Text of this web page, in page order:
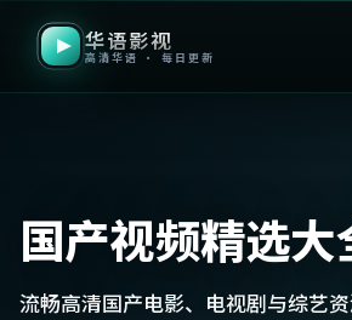
华语影视
高清华语 · 每日更新
国产视频精选
流畅高清国产电影、电视剧与综艺